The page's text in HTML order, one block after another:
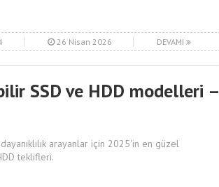
26 Nisan 2026 DEVAMI
SSD ve HDD modelleri –
arayanlar için 2025'in en güzel
teklifleri.